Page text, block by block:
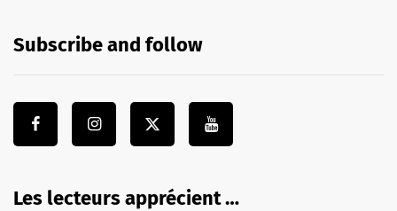
Subscribe and follow
Les lecteurs apprécient …